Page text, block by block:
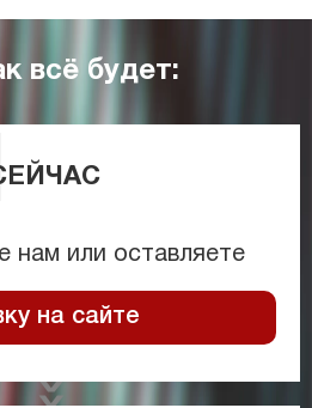
всё будет:
нам или оставляете
на сайте